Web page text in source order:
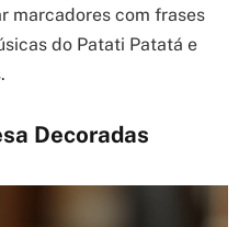
marcadores com frases
do Patati Patatá e
Decoradas